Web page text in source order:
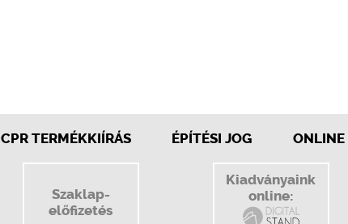
CPR TERMÉKKIÍRÁS ÉPÍTÉSI JOG ONLINE
Szaklap-
előfizetés
Kiadványaink
online: